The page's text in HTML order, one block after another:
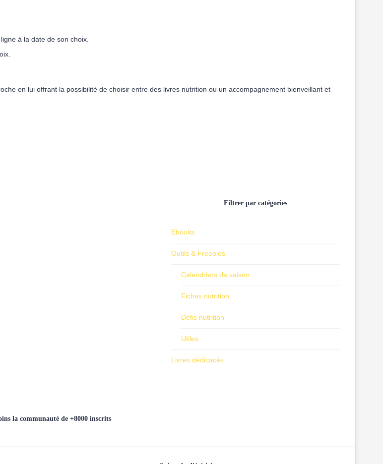
à la date de son choix.
en lui offrant la possibilité de choisir entre des livres nutrition ou un accompagnement bienveillant et
Filtrer par catégories
Ebooks
Outils & Freebies
Calendriers de saison
Fiches nutrition
Défis nutrition
Utiles
Livres dédicacés
la communauté de +8000 inscrits